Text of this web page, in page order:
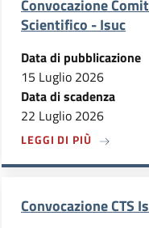
ISUC
Convocazione
Scientifico - Isuc
Data di pubblicazione
15 Luglio 2026
Data di scadenza
22 Luglio 2026
LEGGI DI PIÙA
Convocazione CTS